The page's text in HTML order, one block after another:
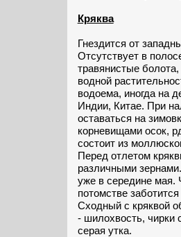
Кряква
Гнездится от
Отсутствует в
травянистые
водной
водоема, иногда на
Индии, Китае. При
оставаться на
корневищами осок,
состоит из
Перед отлетом
различными
уже в середине мая.
потомстве
Сходный с кряквой
- шилохвость, чирки
серая утка.